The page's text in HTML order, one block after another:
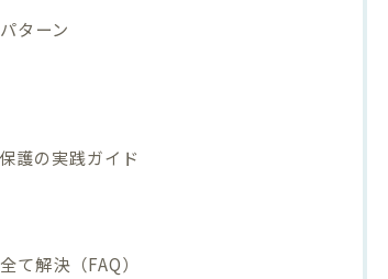
ターン
護の実践ガイド
て解決（FAQ）